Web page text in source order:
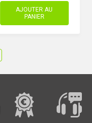
AJOUTER AU
PANIER